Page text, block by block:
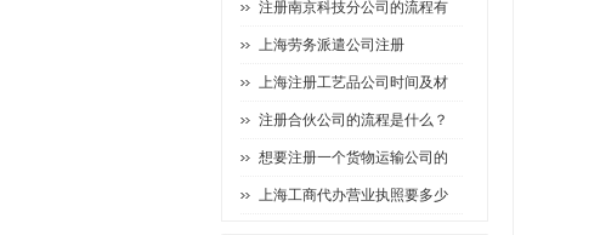
注册南京科技分公司的流程有
上海劳务派遣公司注册
上海注册工艺品公司时间及材
注册合伙公司的流程是什么？
想要注册一个货物运输公司的
上海工商代办营业执照要多少